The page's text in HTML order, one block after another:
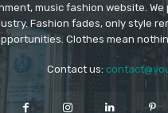
music fashion website.
Fashion fades, only style
Clothes mean
Contact us: